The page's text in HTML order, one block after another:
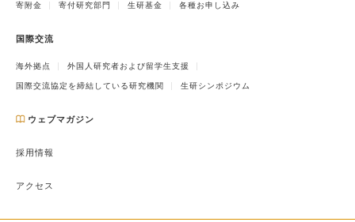
寄附金 寄付研究部門 生研基金 各種お申し込み
国際交流
海外拠点 外国人研究者および留学生支援
国際交流協定を締結している研究機関 生研シンポジウム
ウェブマガジン
採用情報
アクセス